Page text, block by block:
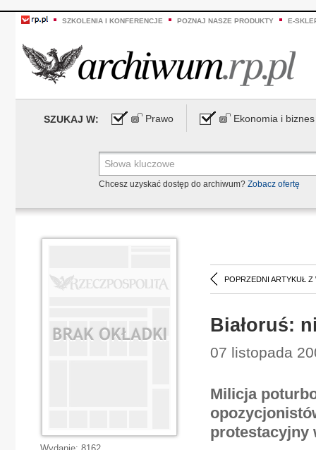
SZKOLENIA I KONFERENCJE POZNAJ NASZE PRODUKTY E-
SZUKAJ W: Prawo Ekonomia i biznes
Chcesz uzyskać dostęp do archiwum? Zobacz ofertę
POPRZEDNI ARTYKUŁ Z
Białoruś:
07 listopada
Milicja
protestacyjny